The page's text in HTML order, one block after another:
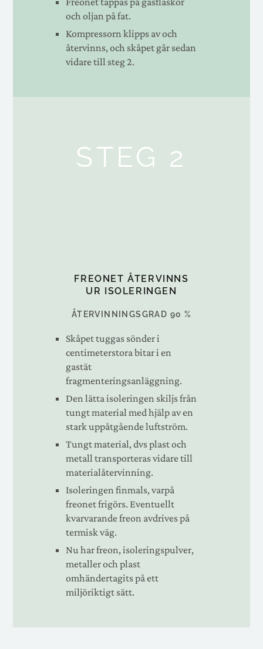
och oljan på fat.
Kompressorn klipps av och
återvinns, och skåpet går sedan
vidare till steg 2.
STEG 2
FREONET ÅTERVINNS
UR ISOLERINGEN
ÅTERVINNINGSGRAD 90 %
Skåpet tuggas sönder i
centimeterstora bitar i en
gastät
fragmenteringsanläggning.
Den lätta isoleringen skiljs från
tungt material med hjälp av en
stark uppåtgående luftström.
Tungt material, dvs plast och
metall transporteras vidare till
materialåtervinning.
Isoleringen finmals, varpå
freonet frigörs. Eventuellt
kvarvarande freon avdrives på
termisk väg.
Nu har freon, isoleringspulver,
metaller och plast
omhändertagits på ett
miljöriktigt sätt.